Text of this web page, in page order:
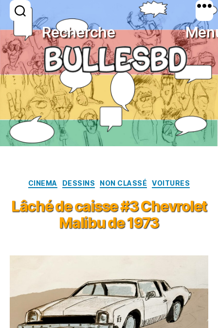
Recherche
BULLESBD
Catégorie :dessins
Catégories
CINEMA DESSINS NON CLASSÉ VOITURES
Lâché de caisse #3 Chevrolet
Malibu de 1973